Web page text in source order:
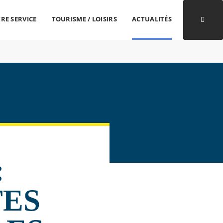
SERVICE TOURISME / LOISIRS ACTUALITÉS